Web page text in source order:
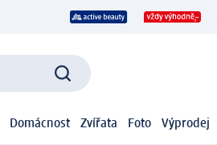
Domácnost Zvířata Foto Výprodej